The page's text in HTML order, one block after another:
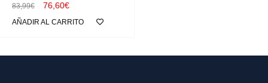
83,99€ 76,60€
AÑADIR AL CARRITO